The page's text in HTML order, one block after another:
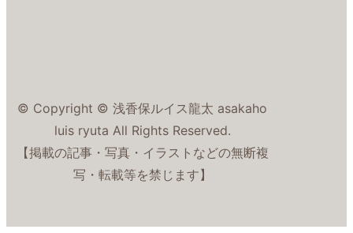
© Copyright © 浅香保ルイス龍太 asakaho
luis ryuta All Rights Reserved.
【掲載の記事・写真・イラストなどの無断複
写・転載等を禁じます】